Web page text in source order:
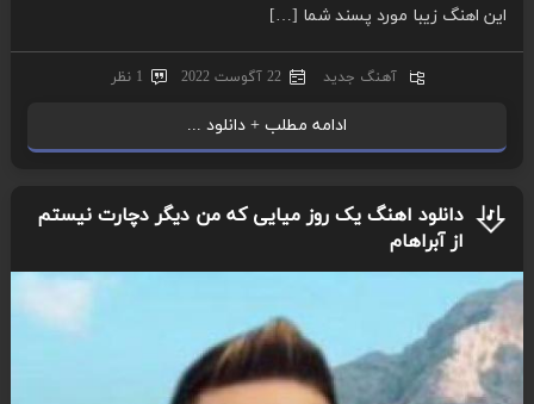
این اهنگ زیبا مورد پسند شما […]
آهنگ جدید 22 آگوست 2022 1 نظر
ادامه مطلب + دانلود ...
دانلود اهنگ یک روز میایی که من دیگر دچارت نیستم
از آبراهام